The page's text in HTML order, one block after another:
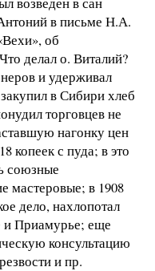
в письме Н.А.
об
делал о. Виталий?
и удерживал
в Сибири хлеб
торговцев не
нагонку цен
копеек с пуда; в это
союзные
мастеровые; в 1908
дело, нахлопотал
и Приамурье; еще
консультацию
и пр.